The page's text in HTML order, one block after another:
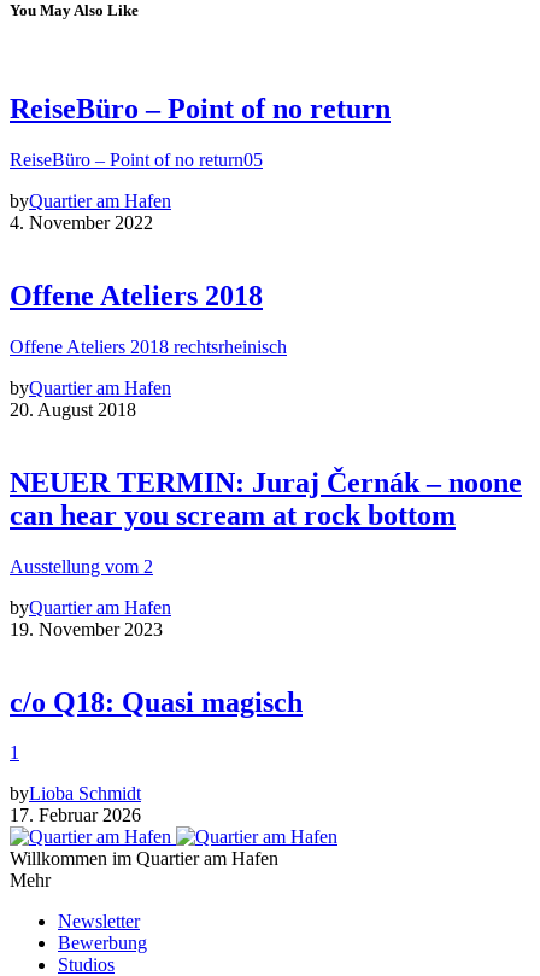
You May Also Like
ReiseBüro – Point of no return
ReiseBüro – Point of no return05
byQuartier am Hafen
4. November 2022
Offene Ateliers 2018
Offene Ateliers 2018 rechtsrheinisch
byQuartier am Hafen
20. August 2018
NEUER TERMIN: Juraj Černák – noone
can hear you scream at rock bottom
Ausstellung vom 2
byQuartier am Hafen
19. November 2023
c/o Q18: Quasi magisch
1
byLioba Schmidt
17. Februar 2026
Willkommen im Quartier am Hafen
Mehr
Newsletter
Bewerbung
Studios